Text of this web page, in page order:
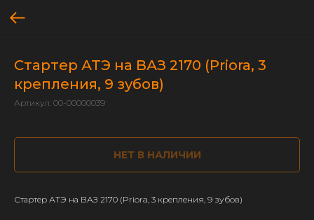
Стартер АТЭ на ВАЗ 2170 (Priora, 3
крепления, 9 зубов)
Артикул: 00-00000039
НЕТ В НАЛИЧИИ
Стартер АТЭ на ВАЗ 2170 (Priora, 3 крепления, 9 зубов)